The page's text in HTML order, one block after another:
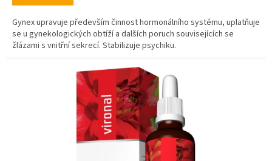
Gynex upravuje především činnost hormonálního systému, uplatňuje
se u gynekologických obtíží a dalších poruch souvisejících se
žlázami s vnitřní sekrecí. Stabilizuje psychiku.